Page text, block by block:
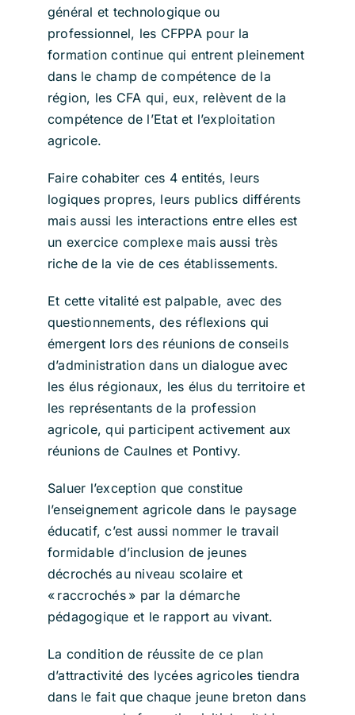
général et technologique ou
professionnel, les CFPPA pour la
formation continue qui entrent pleinement
dans le champ de compétence de la
région, les CFA qui, eux, relèvent de la
compétence de l’Etat et l’exploitation
agricole.
Faire cohabiter ces 4 entités, leurs
logiques propres, leurs publics différents
mais aussi les interactions entre elles est
un exercice complexe mais aussi très
riche de la vie de ces établissements.
Et cette vitalité est palpable, avec des
questionnements, des réflexions qui
émergent lors des réunions de conseils
d’administration dans un dialogue avec
les élus régionaux, les élus du territoire et
les représentants de la profession
agricole, qui participent activement aux
réunions de Caulnes et Pontivy.
Saluer l’exception que constitue
l’enseignement agricole dans le paysage
éducatif, c’est aussi nommer le travail
formidable d’inclusion de jeunes
décrochés au niveau scolaire et
« raccrochés » par la démarche
pédagogique et le rapport au vivant.
La condition de réussite de ce plan
d’attractivité des lycées agricoles tiendra
dans le fait que chaque jeune breton dans